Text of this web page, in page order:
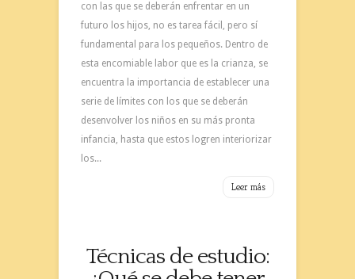
con las que se deberán enfrentar en un
futuro los hijos, no es tarea fácil, pero sí
fundamental para los pequeños. Dentro de
esta encomiable labor que es la crianza, se
encuentra la importancia de establecer una
serie de límites con los que se deberán
desenvolver los niños en su más pronta
infancia, hasta que estos logren interiorizar
los...
Leer más
Técnicas de estudio: